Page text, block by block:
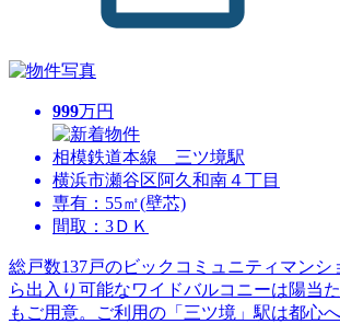
999万円
相模鉄道本線 三ツ境駅
横浜市瀬谷区阿久和南４丁目
専有：55㎡(壁芯)
間取：3ＤＫ
総戸数137戸のビックコミュニティマンシ
ら出入り可能なワイドバルコニーは陽当
もご用意。ご利用の「三ツ境」駅は都心